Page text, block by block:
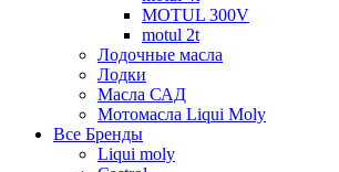
MOTUL 300V
motul 2t
Лодочные масла
Лодки
Масла САД
Мотомасла Liqui Moly
Все Бренды
Liqui moly